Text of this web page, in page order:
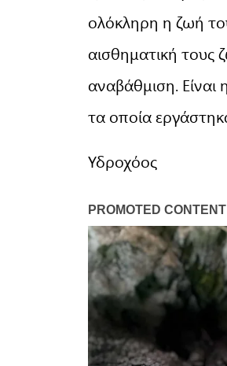
ολόκληρη η ζωή
αισθηματική τους
αναβάθμιση.
τα οποία
Υδροχόος